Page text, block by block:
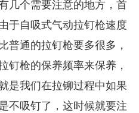
几个需要注意的地方，首
于自吸式气动拉钉枪速度
普通的拉钉枪要多很多，
钉枪的保养频率来保养，
是我们在拉铆过程中如果
不吸钉了，这时候就要注